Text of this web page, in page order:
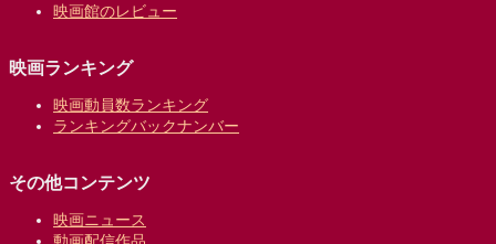
映画館のレビュー
映画ランキング
映画動員数ランキング
ランキングバックナンバー
その他コンテンツ
映画ニュース
動画配信作品